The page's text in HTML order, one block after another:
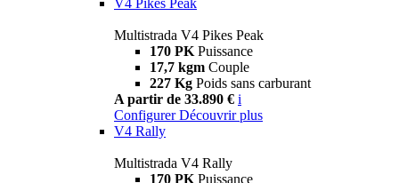
Multistrada V4 Pikes Peak
170 PK Puissance
17,7 kgm Couple
227 Kg Poids sans carburant
A partir de 33.890 € i
Configurer Découvrir plus
V4 Rally
Multistrada V4 Rally
170 PK Puissance